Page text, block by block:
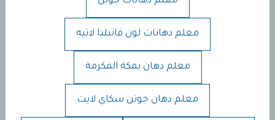
معلم دهانات لون فانيليا لاتيه
معلم دهان بمكة المكرمة
معلم دهان جوتن سكاي لايت